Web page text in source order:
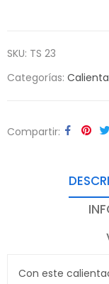
SKU: TS 23
Categorías:
Compartir
Con este